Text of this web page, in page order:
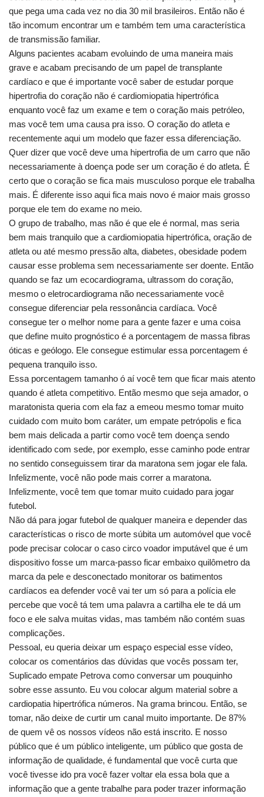
que pega uma cada vez no dia 30 mil brasileiros. Então não é
tão incomum encontrar um e também tem uma característica
de transmissão familiar.
Alguns pacientes acabam evoluindo de uma maneira mais
grave e acabam precisando de um papel de transplante
cardíaco e que é importante você saber de estudar porque
hipertrofia do coração não é cardiomiopatia hipertrófica
enquanto você faz um exame e tem o coração mais petróleo,
mas você tem uma causa pra isso. O coração do atleta e
recentemente aqui um modelo que fazer essa diferenciação.
Quer dizer que você deve uma hipertrofia de um carro que não
necessariamente à doença pode ser um coração é do atleta. É
certo que o coração se fica mais musculoso porque ele trabalha
mais. É diferente isso aqui fica mais novo é maior mais grosso
porque ele tem do exame no meio.
O grupo de trabalho, mas não é que ele é normal, mas seria
bem mais tranquilo que a cardiomiopatia hipertrófica, oração de
atleta ou até mesmo pressão alta, diabetes, obesidade podem
causar esse problema sem necessariamente ser doente. Então
quando se faz um ecocardiograma, ultrassom do coração,
mesmo o eletrocardiograma não necessariamente você
consegue diferenciar pela ressonância cardíaca. Você
consegue ter o melhor nome para a gente fazer e uma coisa
que define muito prognóstico é a porcentagem de massa fibras
óticas e geólogo. Ele consegue estimular essa porcentagem é
pequena tranquilo isso.
Essa porcentagem tamanho ó aí você tem que ficar mais atento
quando é atleta competitivo. Então mesmo que seja amador, o
maratonista queria com ela faz a emeou mesmo tomar muito
cuidado com muito bom caráter, um empate petrópolis e fica
bem mais delicada a partir como você tem doença sendo
identificado com sede, por exemplo, esse caminho pode entrar
no sentido conseguissem tirar da maratona sem jogar ele fala.
Infelizmente, você não pode mais correr a maratona.
Infelizmente, você tem que tomar muito cuidado para jogar
futebol.
Não dá para jogar futebol de qualquer maneira e depender das
características o risco de morte súbita um automóvel que você
pode precisar colocar o caso circo voador imputável que é um
dispositivo fosse um marca-passo ficar embaixo quilômetro da
marca da pele e desconectado monitorar os batimentos
cardíacos ea defender você vai ter um só para a polícia ele
percebe que você tá tem uma palavra a cartilha ele te dá um
foco e ele salva muitas vidas, mas também não contém suas
complicações.
Pessoal, eu queria deixar um espaço especial esse vídeo,
colocar os comentários das dúvidas que vocês possam ter,
Suplicado empate Petrova como conversar um pouquinho
sobre esse assunto. Eu vou colocar algum material sobre a
cardiopatia hipertrófica números. Na grama brincou. Então, se
tomar, não deixe de curtir um canal muito importante. De 87%
de quem vê os nossos vídeos não está inscrito. E nosso
público que é um público inteligente, um público que gosta de
informação de qualidade, é fundamental que você curta que
você tivesse ido pra você fazer voltar ela essa bola que a
informação que a gente trabalhe para poder trazer informação